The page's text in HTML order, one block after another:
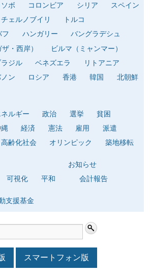
ソボ コロンビア シリア
スペイン
チェルノブイリ
トルコ
フ
ハンガリー
バングラデシュ
・西岸）
ビルマ（ミャンマー）
ラジル ベネズエラ
リトアニア
ン ロシア 香港 韓国 北朝鮮
ネルギー 政治 選挙
貧困
経済 憲法 雇用
派遣
高齢化社会 オリンピック 築地移転
可視化 平和
お知らせ
会計報告
支援基金
スマートフォン版